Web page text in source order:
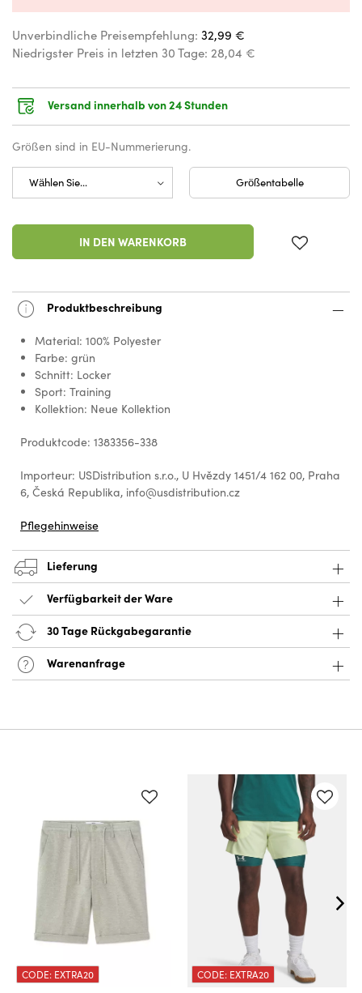
Unverbindliche Preisempfehlung: 32,99 €
Niedrigster Preis in letzten 30 Tage: 28,04 €
Versand innerhalb von 24 Stunden
Größen sind in EU-Nummerierung.
Größentabelle
IN DEN WARENKORB
Produktbeschreibung
Material: 100% Polyester
Farbe: grün
Schnitt: Locker
Sport: Training
Kollektion: Neue Kollektion
Produktcode: 1383356-338
Importeur: USDistribution s.r.o., U Hvězdy 1451/4 162 00, Praha
6, Česká Republika, info@usdistribution.cz
Pflegehinweise
Lieferung
Verfügbarkeit der Ware
30 Tage Rückgabegarantie
Warenanfrage
CODE: EXTRA20 CODE: EXTRA20